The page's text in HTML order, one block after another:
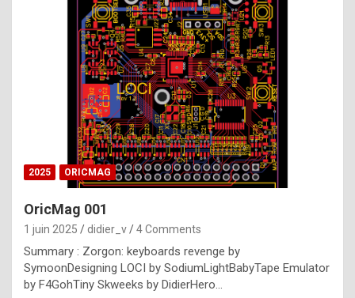
b
e
s
t
p
h
o
n
y
l
e
2025 ORICMAG
OricMag 001
1 juin 2025 didier_v 4 Comments
Summary : Zorgon: keyboards revenge by
SymoonDesigning LOCI by SodiumLightBabyTape Emulator
by F4GohTiny Skweeks by DidierHero…